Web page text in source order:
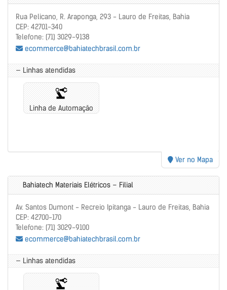
Rua Pelicano, R. Araponga, 293 - Lauro de Freitas, Bahia
CEP: 42701-340
Telefone: (71) 3029-9138
ecommerce@bahiatechbrasil.com.br
— Linhas atendidas
Linha de Automação
Ver no Mapa
Bahiatech Materiais Elétricos – Filial
Av. Santos Dumont - Recreio Ipitanga - Lauro de Freitas, Bahia
CEP: 42700-170
Telefone: (71) 3029-9100
ecommerce@bahiatechbrasil.com.br
— Linhas atendidas